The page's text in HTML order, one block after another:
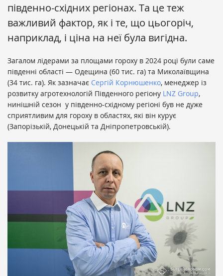
південно-східних регіонах. Та це теж
важливий фактор, як і те, що цьогоріч,
наприклад, і ціна на неї була вигідна.
Загалом лідерами за площами гороху в 2024 році були саме
південні області — Одещина (60 тис. га) та Миколаївщина
(34 тис. га). Як зазначає Сергій Корнюшенко, менеджер із
розвитку агротехнологій Південного регіону LNZ Group,
нинішній сезон у південно-східному регіоні був не дуже
сприятливим для гороху в областях, які він курує
(Запорізькій, Донецькій та Дніпропетровській).